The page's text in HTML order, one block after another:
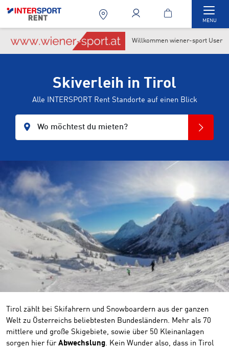
MENU
Willkommen wiener-sport User
Skiverleih in Tirol
Alle INTERSPORT Rent Standorte auf einen Blick
Wo möchtest du mieten?
Tirol zählt bei Skifahrern und Snowboardern aus der ganzen
Welt zu Österreichs beliebtesten Bundesländern. Mehr als 70
mittlere und große Skigebiete, sowie über 50 Kleinanlagen
sorgen hier für Abwechslung. Kein Wunder also, dass in Tirol